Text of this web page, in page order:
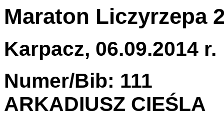
Maraton Liczyrzepa
Karpacz, 06.09.2014 r.
Numer/Bib: 111
ARKADIUSZ CIEŚLA